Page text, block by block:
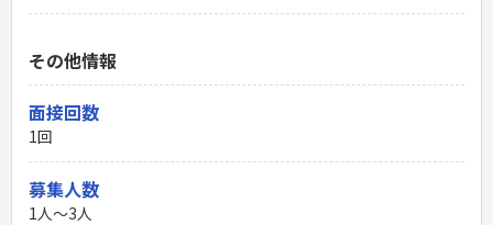
その他情報
面接回数
1回
募集人数
1人～3人